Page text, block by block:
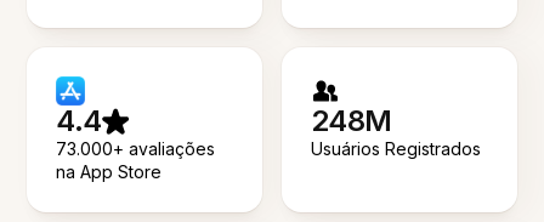
4.4
73.000+ avaliações
na App Store
248M
Usuários Registrados